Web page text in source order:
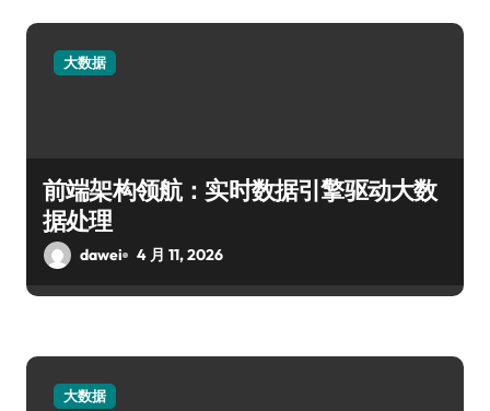
大数据
前端架构领航：实时数据引擎驱动大数
据处理
dawei 4 月 11, 2026
大数据